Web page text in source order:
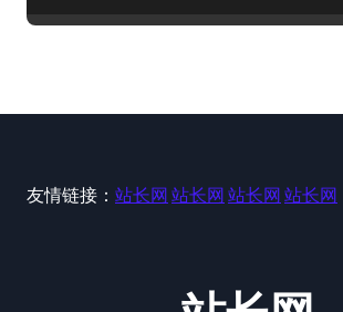
友情链接： 站长网 站长网 站长网 站长网